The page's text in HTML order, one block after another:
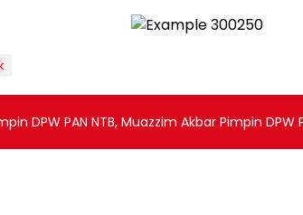
DPW PAN NTB, Muazzim Akbar Pimpin DPW